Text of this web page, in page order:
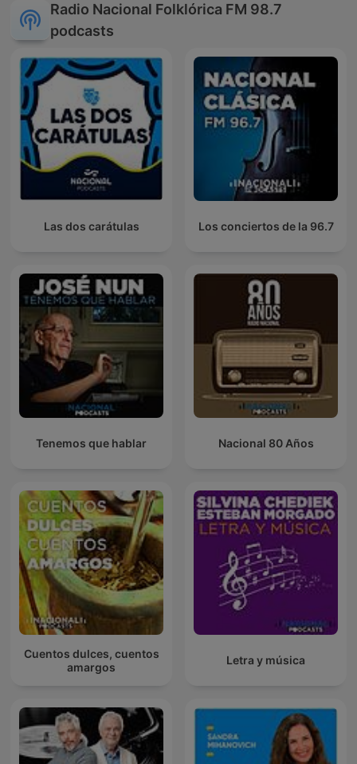
Radio Nacional Folklórica FM 98.7
podcasts
Las dos carátulas Los conciertos de la 96.7
Tenemos que hablar Nacional 80 Años
Cuentos dulces, cuentos
amargos
Letra y música